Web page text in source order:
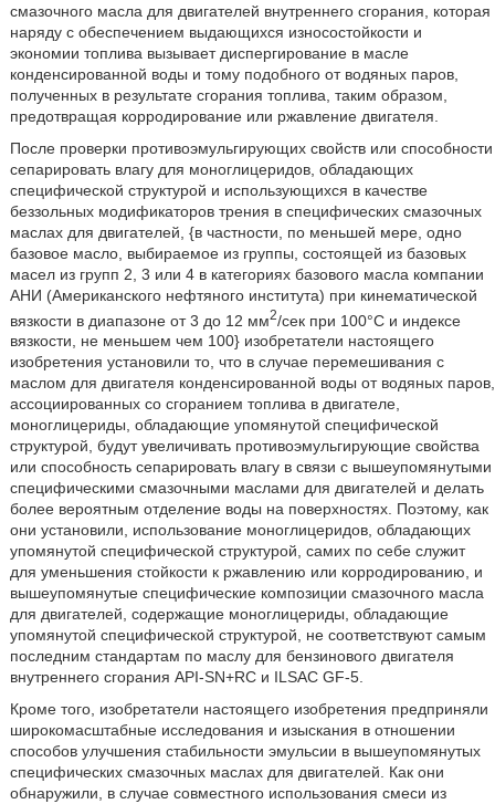
смазочного масла для двигателей внутреннего сгорания, которая
наряду с обеспечением выдающихся износостойкости и
экономии топлива вызывает диспергирование в масле
конденсированной воды и тому подобного от водяных паров,
полученных в результате сгорания топлива, таким образом,
предотвращая корродирование или ржавление двигателя.
После проверки противоэмульгирующих свойств или способности
сепарировать влагу для моноглицеридов, обладающих
специфической структурой и использующихся в качестве
беззольных модификаторов трения в специфических смазочных
маслах для двигателей, {в частности, по меньшей мере, одно
базовое масло, выбираемое из группы, состоящей из базовых
масел из групп 2, 3 или 4 в категориях базового масла компании
АНИ (Американского нефтяного института) при кинематической
вязкости в диапазоне от 3 до 12 мм2/сек при 100°C и индексе
вязкости, не меньшем чем 100} изобретатели настоящего
изобретения установили то, что в случае перемешивания с
маслом для двигателя конденсированной воды от водяных паров,
ассоциированных со сгоранием топлива в двигателе,
моноглицериды, обладающие упомянутой специфической
структурой, будут увеличивать противоэмульгирующие свойства
или способность сепарировать влагу в связи с вышеупомянутыми
специфическими смазочными маслами для двигателей и делать
более вероятным отделение воды на поверхностях. Поэтому, как
они установили, использование моноглицеридов, обладающих
упомянутой специфической структурой, самих по себе служит
для уменьшения стойкости к ржавлению или корродированию, и
вышеупомянутые специфические композиции смазочного масла
для двигателей, содержащие моноглицериды, обладающие
упомянутой специфической структурой, не соответствуют самым
последним стандартам по маслу для бензинового двигателя
внутреннего сгорания API-SN+RC и ILSAC GF-5.
Кроме того, изобретатели настоящего изобретения предприняли
широкомасштабные исследования и изыскания в отношении
способов улучшения стабильности эмульсии в вышеупомянутых
специфических смазочных маслах для двигателей. Как они
обнаружили, в случае совместного использования смеси из